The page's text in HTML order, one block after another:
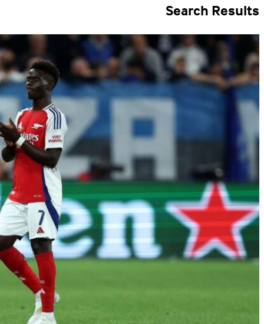
Search Results